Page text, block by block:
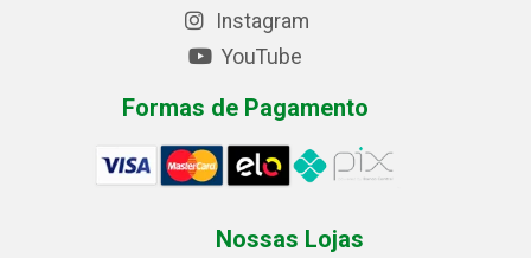
Instagram
YouTube
Formas de Pagamento
Nossas Lojas